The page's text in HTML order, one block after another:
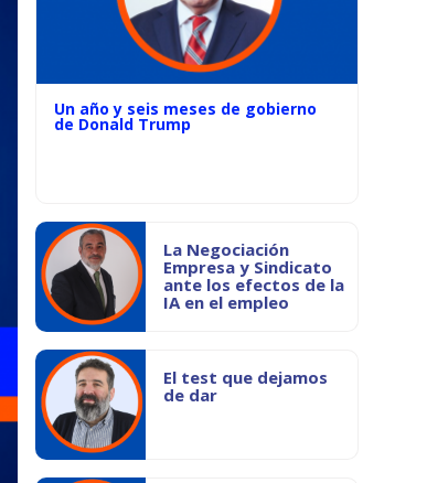
Un año y seis meses de gobierno
de Donald Trump
La Negociación
Empresa y Sindicato
ante los efectos de la
IA en el empleo
El test que dejamos
de dar